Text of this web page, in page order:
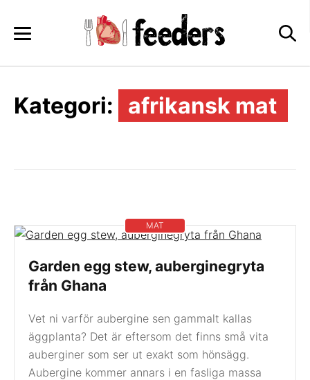
Kategori: afrikansk mat
MAT
Garden egg stew, auberginegryta
från Ghana
Vet ni varför aubergine sen gammalt kallas
äggplanta? Det är eftersom det finns små vita
auberginer som ser ut exakt som hönsägg.
Aubergine kommer annars i en fasliga massa